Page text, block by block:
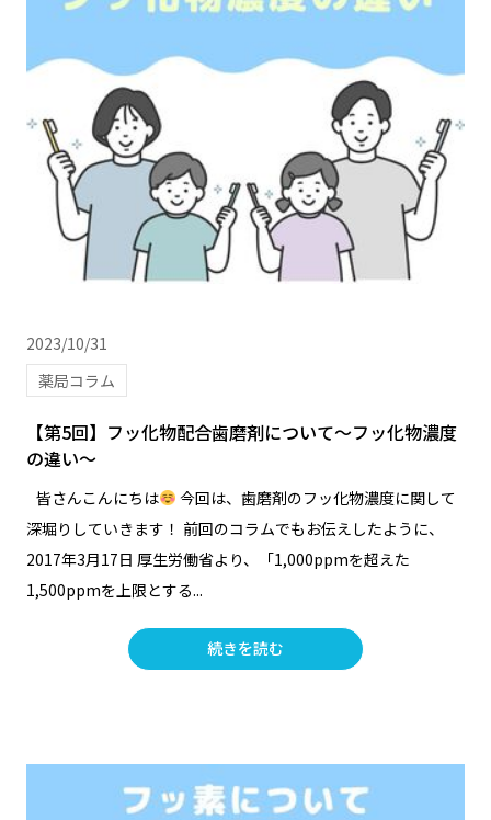
2023/10/31
薬局コラム
【第5回】フッ化物配合歯磨剤について～フッ化物濃度
の違い～
皆さんこんにちは
今回は、歯磨剤のフッ化物濃度に関して
深堀りしていきます！ 前回のコラムでもお伝えしたように、
2017年3月17日 厚生労働省より、「1,000ppmを超えた
1,500ppmを上限とする...
続きを読む